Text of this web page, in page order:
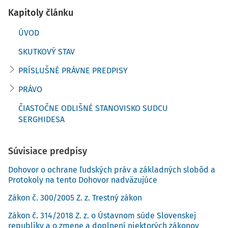
republiky.
4. Skutkový stav možno zhrnúť takto.
5. Sťažovateľ je od roku 2009 notárom. Ako tvrdí, v období
od 30. apríla do 2. mája 2021 sa stal obeťou vydieračského
počas výkonu svojej funkcie. Údajne sa mu vyhrážali
smrťou jeho manželky a vtedy štvorročnej dcéry a prinútili
ho vybrať peniaze z jeho trezoru (4 000 000 EUR) a
7. Dňa 3. mája 2021 mu bola po diagnostikovaní akútnej
stresovej reakcie lekárom vypísaná práceneschopnosť.
8. Dňa 10. mája 2021 vyšetrovateľ začal trestné stíhanie v
Kapitoly článku
ÚVOD
SKUTKOVÝ STAV
PRÍSLUŠNÉ PRÁVNE PREDPISY
PRÁVO
ČIASTOČNE ODLIŠNÉ STANOVISKO SUDCU
SERGHIDESA
Súvisiace predpisy
Dohovor o ochrane ľudských práv a základných slobôd a
Protokoly na tento Dohovor nadväzujúce
Zákon č. 300/2005 Z. z. Trestný zákon
Zákon č. 314/2018 Z. z. o Ústavnom súde Slovenskej
republiky a o zmene a doplnení niektorých zákonov